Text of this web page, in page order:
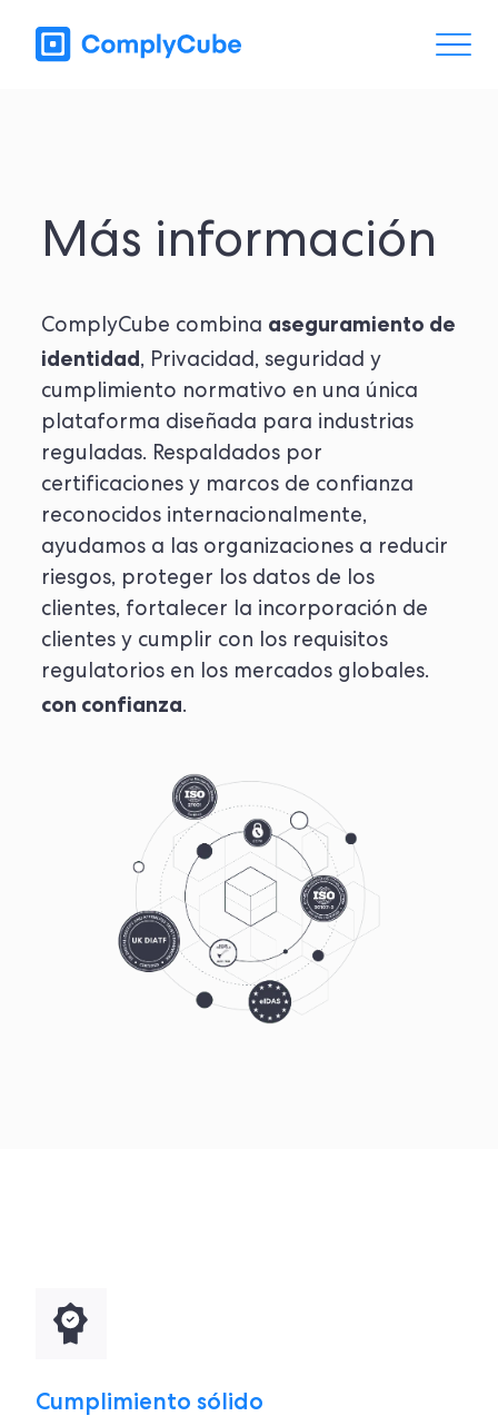
Más información
ComplyCube combina aseguramiento de
identidad, Privacidad, seguridad y
cumplimiento normativo en una única
plataforma diseñada para industrias
reguladas. Respaldados por
certificaciones y marcos de confianza
reconocidos internacionalmente,
ayudamos a las organizaciones a reducir
riesgos, proteger los datos de los
clientes, fortalecer la incorporación de
clientes y cumplir con los requisitos
regulatorios en los mercados globales.
con confianza.
Cumplimiento sólido